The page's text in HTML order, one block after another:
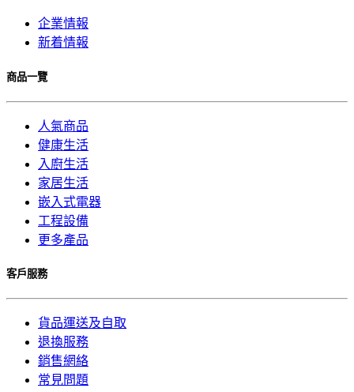
企業情報
新着情報
商品一覽
人氣商品
健康生活
入廚生活
家居生活
嵌入式電器
工程設備
更多產品
客戶服務
貨品運送及自取
退換服務
銷售網絡
常見問題